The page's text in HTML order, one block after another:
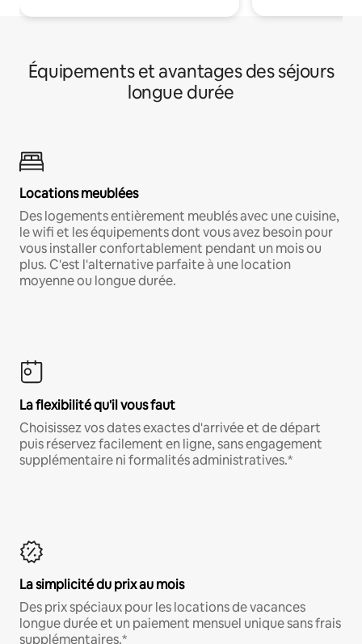
Équipements et avantages des séjours
longue durée
Locations meublées
Des logements entièrement meublés avec une cuisine,
le wifi et les équipements dont vous avez besoin pour
vous installer confortablement pendant un mois ou
plus. C'est l'alternative parfaite à une location
moyenne ou longue durée.
La flexibilité qu'il vous faut
Choisissez vos dates exactes d'arrivée et de départ
puis réservez facilement en ligne, sans engagement
supplémentaire ni formalités administratives.*
La simplicité du prix au mois
Des prix spéciaux pour les locations de vacances
longue durée et un paiement mensuel unique sans frais
supplémentaires.*